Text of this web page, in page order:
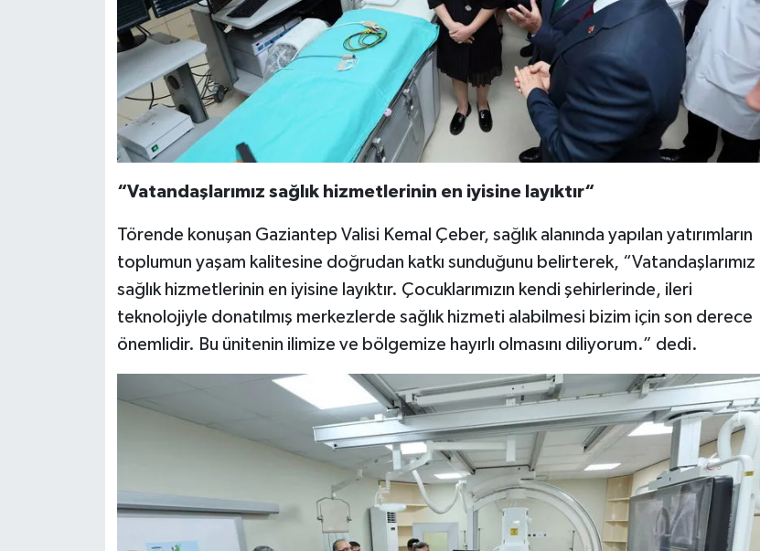
“Vatandaşlarımız sağlık hizmetlerinin en iyisine layıktır“
Törende konuşan Gaziantep Valisi Kemal Çeber, sağlık alanında yapılan yatırımların
toplumun yaşam kalitesine doğrudan katkı sunduğunu belirterek, “Vatandaşlarımız
sağlık hizmetlerinin en iyisine layıktır. Çocuklarımızın kendi şehirlerinde, ileri
teknolojiyle donatılmış merkezlerde sağlık hizmeti alabilmesi bizim için son derece
önemlidir. Bu ünitenin ilimize ve bölgemize hayırlı olmasını diliyorum.” dedi.